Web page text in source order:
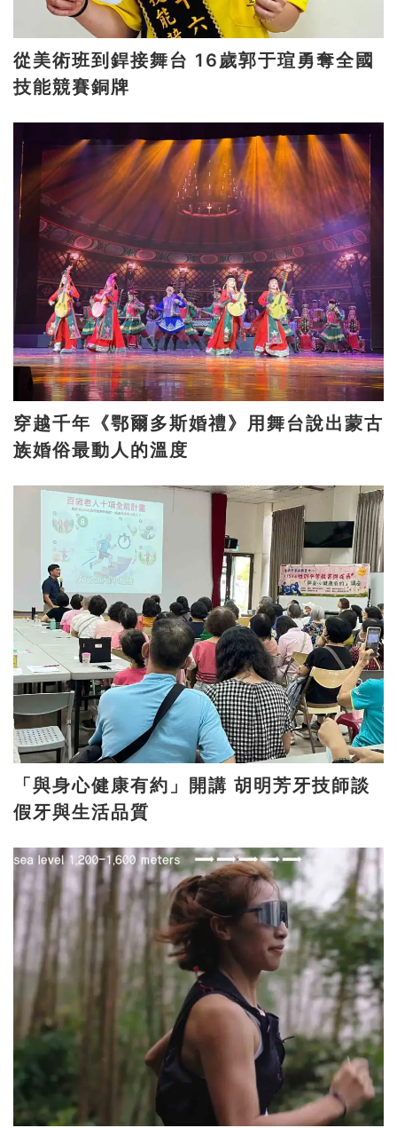
從美術班到銲接舞台 16歲郭于瑄勇奪全國
技能競賽銅牌
穿越千年《鄂爾多斯婚禮》用舞台說出蒙古
族婚俗最動人的溫度
「與身心健康有約」開講 胡明芳牙技師談
假牙與生活品質